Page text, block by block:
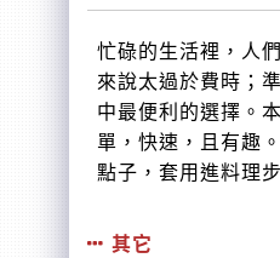
忙碌的生活裡，人
來說太過於費時；
中最便利的選擇。
單，快速，且有趣
點子，套用進料理
其它